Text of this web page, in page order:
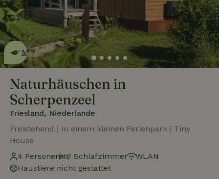
Dies ist ein
umweltschonendes
Naturhäuschen
Mehr erfahren
Naturhäuschen in
Scherpenzeel
Friesland, Niederlande
Freistehend | In einem kleinen Ferienpark | Tiny
House
4 Personen
1 Schlafzimmer
WLAN
Haustiere nicht gestattet